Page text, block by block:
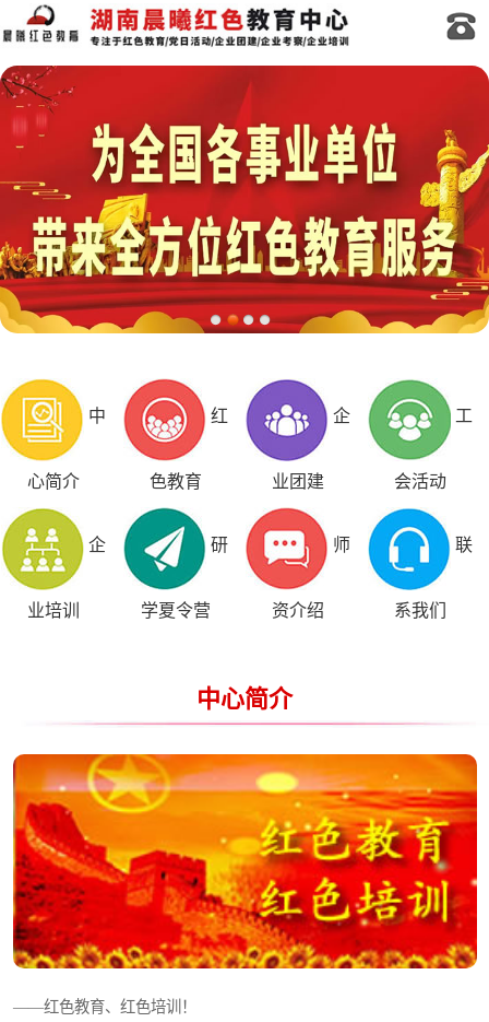
中
心简介
红
色教育
企
业团建
工
会活动
企
业培训
研
学夏令营
师
资介绍
联
系我们
中心简介
——红色教育、红色培训！